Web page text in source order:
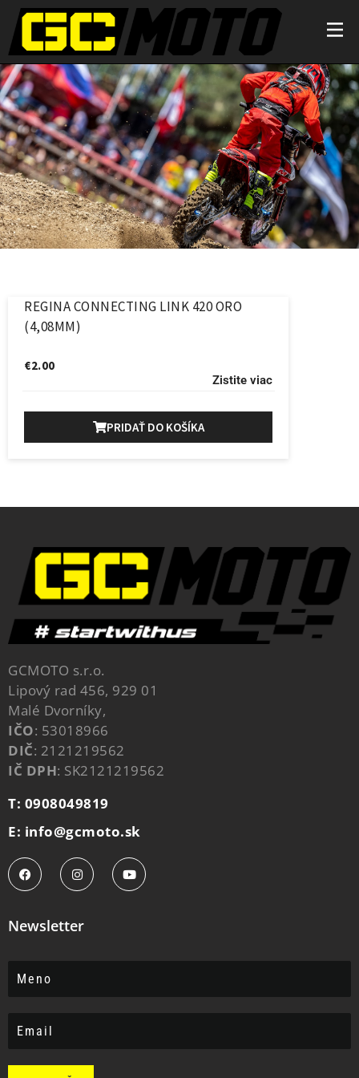
REGINA CONNECTING LINK 420 ORO
(4,08MM)
€2.00
Zistite viac
PRIDAŤ DO KOŠÍKA
GCMOTO s.r.o.
Lipový rad 456, 929 01
Malé Dvorníky,
IČO: 53018966
DIČ: 2121219562
IČ DPH: SK2121219562
T: 0908049819
E: info@gcmoto.sk
Newsletter